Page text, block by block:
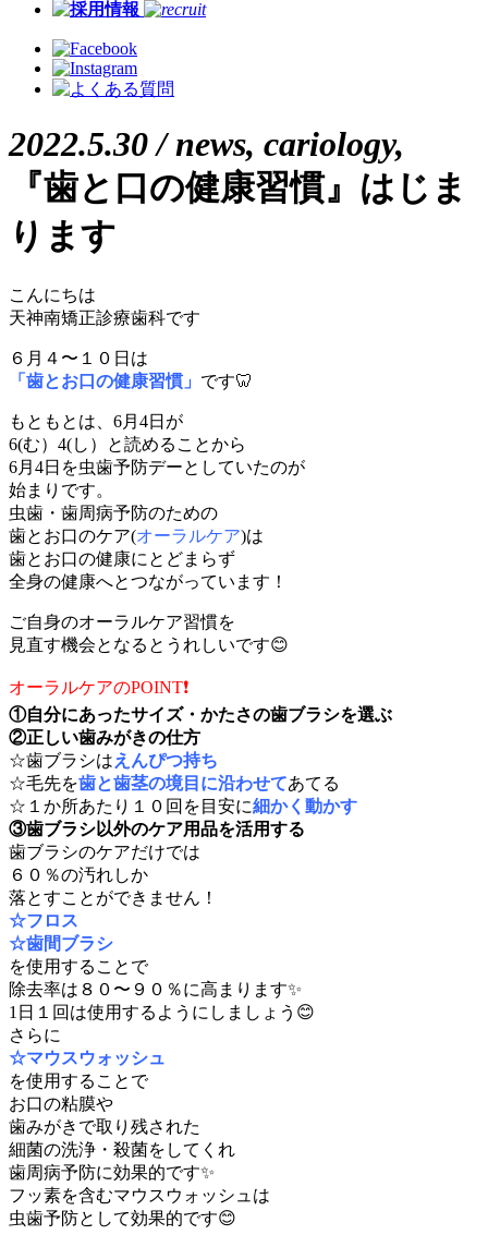
2022.5.30 / news, cariology,
『歯と口の健康習慣』はじま
ります
こんにちは
天神南矯正診療歯科です
６月４〜１０日は
「歯とお口の健康習慣」 です🦷
もともとは、6月4日が
6(む）4(し）と読めることから
6月4日を虫歯予防デーとしていたのが
始まりです。
虫歯・歯周病予防のための
歯とお口のケア(オーラルケア)は
歯とお口の健康にとどまらず
全身の健康へとつながっています！
ご自身のオーラルケア習慣を
見直す機会となるとうれしいです😊
オーラルケアのPOINT❗️
①自分にあったサイズ・かたさの歯ブラシを選ぶ
②正しい歯みがきの仕方
☆歯ブラシはえんぴつ持ち
☆毛先を歯と歯茎の境目に沿わせてあてる
☆１か所あたり１０回を目安に細かく動かす
③歯ブラシ以外のケア用品を活用する
歯ブラシのケアだけでは
６０％の汚れしか
落とすことができません！
☆フロス
☆歯間ブラシ
を使用することで
除去率は８０〜９０％に高まります✨
1日１回は使用するようにしましょう😊
さらに
☆マウスウォッシュ
を使用することで
お口の粘膜や
歯みがきで取り残された
細菌の洗浄・殺菌をしてくれ
歯周病予防に効果的です✨
フッ素を含むマウスウォッシュは
虫歯予防として効果的です😊